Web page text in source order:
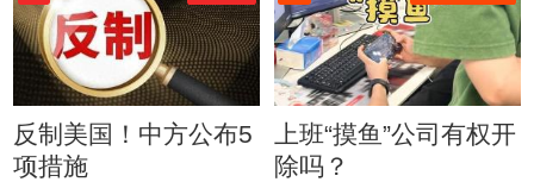
反制美国！中方公布5
项措施
上班“摸鱼”公司有权开
除吗？